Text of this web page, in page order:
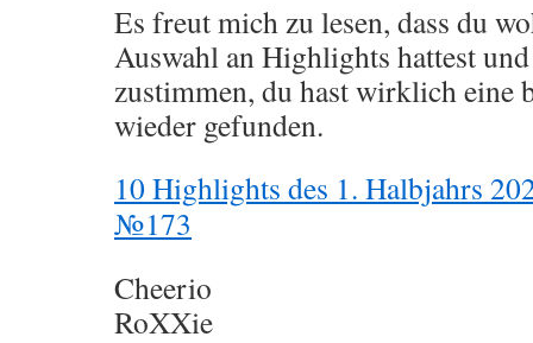
Es freut mich zu lesen, dass du
Auswahl an Highlights hattest
zustimmen, du hast wirklich eine
wieder gefunden.
10 Highlights des 1. Halbjahrs
№173
Cheerio
RoXXie